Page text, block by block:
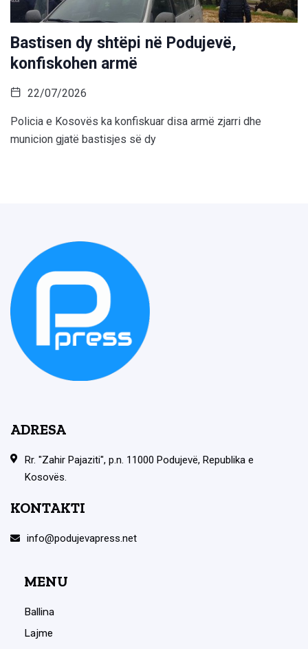
Bastisen dy shtëpi në Podujevë,
konfiskohen armë
22/07/2026
Policia e Kosovës ka konfiskuar disa armë zjarri dhe
municion gjatë bastisjes së dy
ADRESA
Rr. "Zahir Pajaziti", p.n. 11000 Podujevë, Republika e
Kosovës.
KONTAKTI
info@podujevapress.net
MENU
Ballina
Lajme